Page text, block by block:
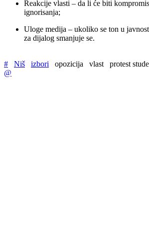
Reakcije vlasti – da li će biti
ignorisanja;
Uloge medija – ukoliko se ton u
za dijalog smanjuje se.
# Niš izbori opozicija vlast
protest
@